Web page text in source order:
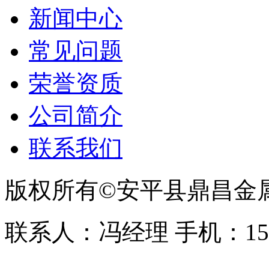
新闻中心
常见问题
荣誉资质
公司简介
联系我们
版权所有©安平县鼎昌金
联系人：冯经理 手机：